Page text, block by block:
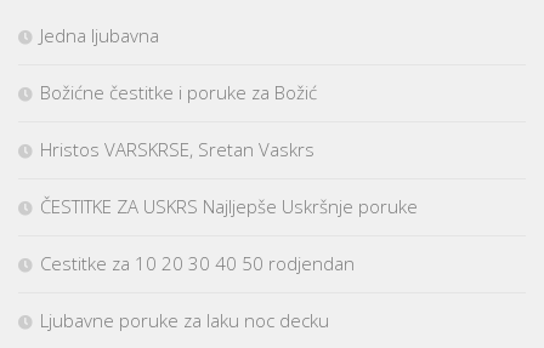
Jedna ljubavna
Božićne čestitke i poruke za Božić
Hristos VARSKRSE, Sretan Vaskrs
ČESTITKE ZA USKRS Najljepše Uskršnje poruke
Cestitke za 10 20 30 40 50 rodjendan
Ljubavne poruke za laku noc decku